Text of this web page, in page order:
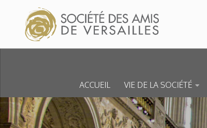
Skip to content
ACCUEIL VIE DE LA SOCIÉTÉ